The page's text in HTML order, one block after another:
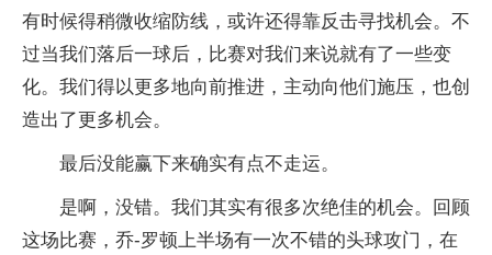
有时候得稍微收缩防线，或许还得靠反击寻找机会。不
过当我们落后一球后，比赛对我们来说就有了一些变
化。我们得以更多地向前推进，主动向他们施压，也创
造出了更多机会。​
最后没能赢下来确实有点不走运。
是啊，没错。我们其实有很多次绝佳的机会。回顾
这场比赛，乔-罗顿上半场有一次不错的头球攻门，在